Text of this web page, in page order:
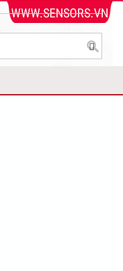
WWW.SENSORS.VN